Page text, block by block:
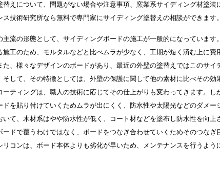
替えについて、問題がない場合や注意事項、窯業系サイディング材塗装
ス技術研究所なら無料で専門家にサイディング塗替えの相談ができます。
主流の形態として、サイディングボードの施工が一般的になっていま
施工のため、モルタルなどと比べムラが少なく、工期が短く済む上に費
た、様々なデザインのボードがあり、最近の外壁の塗替えではこのサイ
そして、その特徴としては、外壁の保護に関して他の素材に比べその
ーティングは、職人の技術に応じてその仕上がりも変わってきます。し
ドを貼り付けていくためムラが出にくく、防水性や太陽光などのダメ
いて、木材系はやや防水性が低く、コート材などを塗布し防水性を向
ードで覆うわけではなく、ボードをつなぎ合わせていくためそのつな
リコンは、ボード本体よりも劣化が早いため、メンテナンスを行うよう